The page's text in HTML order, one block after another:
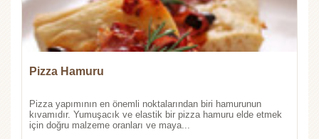
Pizza Hamuru
Pizza yapımının en önemli noktalarından biri hamurunun
kıvamıdır. Yumuşacık ve elastik bir pizza hamuru elde etmek
için doğru malzeme oranları ve maya...